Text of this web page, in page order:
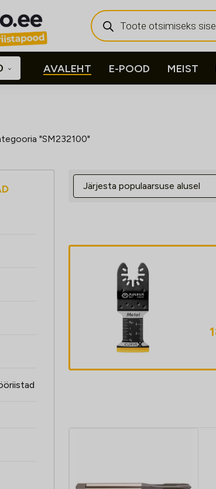
Products
search
AVALEHT E-POOD MEIST
"SM232100"
metall